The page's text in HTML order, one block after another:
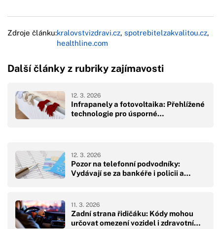
Zdroje článku:kralovstvizdravi.cz, spotrebitelzakvalitou.cz,
healthline.com
Další články z rubriky zajímavosti
Infrapanely a fotovoltaika: Přehlížené
technologie pro úsporné…
12. 3. 2026
Pozor na telefonní podvodníky:
Vydávají se za bankéře i policii a…
12. 3. 2026
Zadní strana řidičáku: Kódy mohou
určovat omezení vozidel i zdravotní…
11. 3. 2026